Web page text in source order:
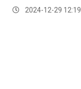
2024-12-29 12:19